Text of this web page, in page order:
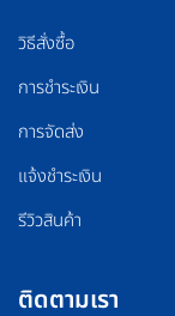
วิธีสั่งซื้อ
การชำระเงิน
การจัดส่ง
แจ้งชำระเงิน
รีวิวสินค้า
ติดตามเรา